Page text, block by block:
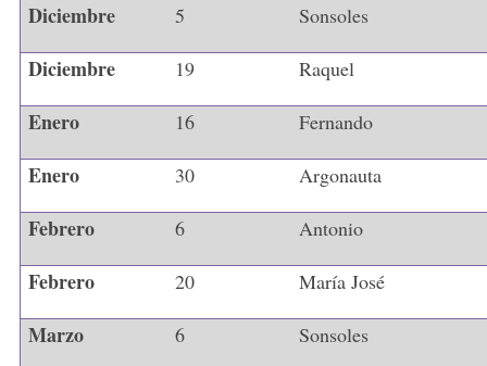
Diciembre 5 Sonsoles
Diciembre 19 Raquel
Enero 16 Fernando
Enero 30 Argonauta
Febrero 6 Antonio
Febrero 20 María José
Marzo 6 Sonsoles